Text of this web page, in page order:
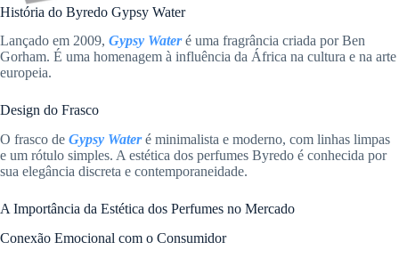
História do Byredo Gypsy Water
Lançado em 2009, Gypsy Wateré uma fragrância criada por Ben
Gorham. É uma homenagem à influência da África na cultura e na arte
europeia.
Design do Frasco
O frasco de Gypsy Wateré minimalista e moderno, com linhas limpas
e um rótulo simples. A estética dos perfumes Byredo é conhecida por
sua elegância discreta e contemporaneidade.
A Importância da Estética dos Perfumes no Mercado
Conexão Emocional com o Consumidor